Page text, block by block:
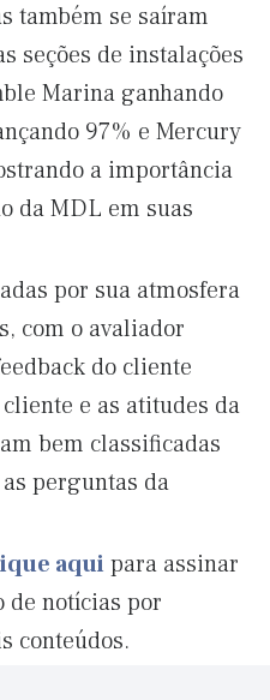
também se saíram
seções de instalações
Marina ganhando
97% e Mercury
a importância
da MDL em suas
por sua atmosfera
com o avaliador
do cliente
e as atitudes da
bem classificadas
perguntas da
aqui para assinar
de notícias por
conteúdos.